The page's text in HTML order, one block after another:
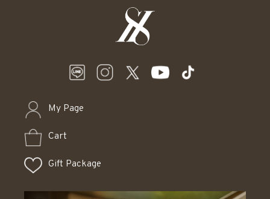
My Page
Cart
Gift Package